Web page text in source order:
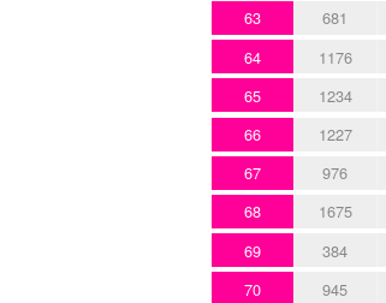
63 681
64 1176
65 1234
66 1227
67 976
68 1675
69 384
70 945